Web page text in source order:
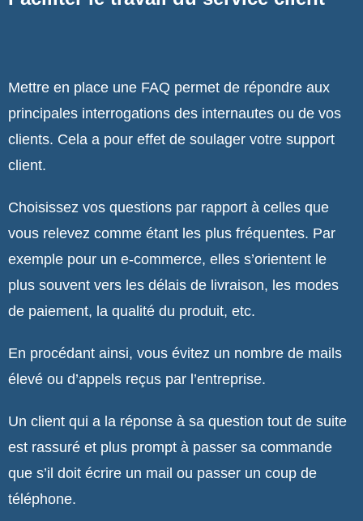
Mettre en place une FAQ permet de répondre aux
principales interrogations des internautes ou de vos
clients. Cela a pour effet de soulager votre support
client.
Choisissez vos questions par rapport à celles que
vous relevez comme étant les plus fréquentes. Par
exemple pour un e-commerce, elles s’orientent le
plus souvent vers les délais de livraison, les modes
de paiement, la qualité du produit, etc.
En procédant ainsi, vous évitez un nombre de mails
élevé ou d’appels reçus par l’entreprise.
Un client qui a la réponse à sa question tout de suite
est rassuré et plus prompt à passer sa commande
que s’il doit écrire un mail ou passer un coup de
téléphone.